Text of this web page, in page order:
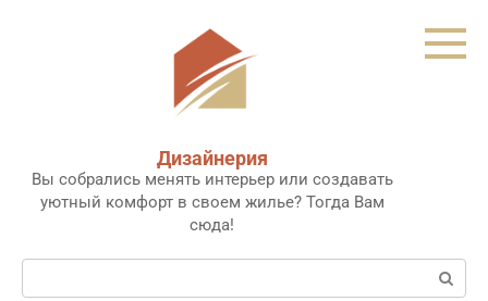
Дизайнерия
Вы собрались менять интерьер или создавать
уютный комфорт в своем жилье? Тогда Вам
сюда!
Поиск: